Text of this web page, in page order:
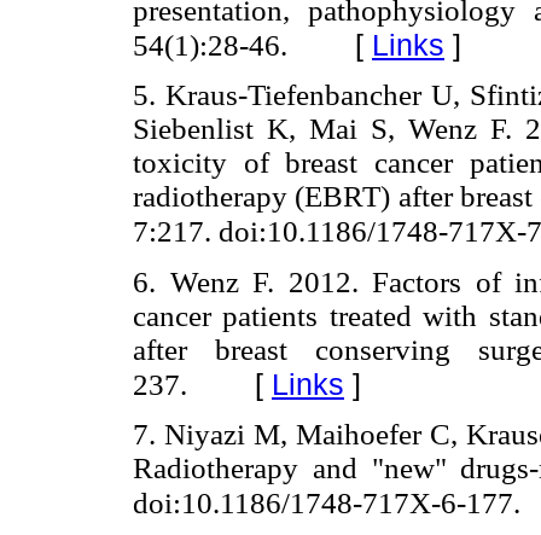
presentation,
54(1):28-46. [ Links ]
5. Kraus-Tiefenbancher U,
Siebenlist K, Mai S, Wenz F.
toxicity of breast cancer
radiotherapy (EBRT) after
7:217. doi:10.1186/1748-717X-
6. Wenz F. 2012. Factors of
cancer patients treated with
after breast conserving
237. [ Links ]
7. Niyazi M, Maihoefer C,
Radiotherapy and "new"
doi:10.1186/1748-717X-6-177.